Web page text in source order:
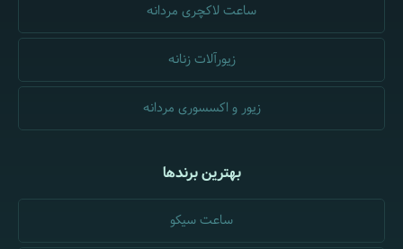
ساعت لاکچری مردانه
زیورآلات زنانه
زیور و اکسسوری مردانه
بهترین برندها
ساعت سیکو